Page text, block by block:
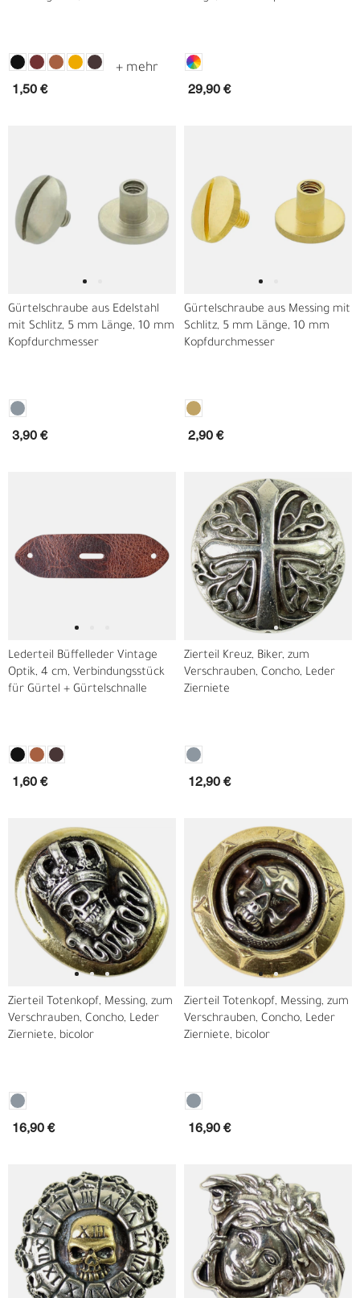
1,50 € 29,90 €
Gürtelschraube aus Edelstahl
mit Schlitz, 5 mm Länge, 10 mm
Kopfdurchmesser
3,90 €
Gürtelschraube aus Messing mit
Schlitz, 5 mm Länge, 10 mm
Kopfdurchmesser
2,90 €
Lederteil Büffelleder Vintage
Optik, 4 cm, Verbindungsstück
für Gürtel + Gürtelschnalle
1,60 €
Zierteil Kreuz, Biker, zum
Verschrauben, Concho, Leder
Zierniete
12,90 €
Zierteil Totenkopf, Messing, zum
Verschrauben, Concho, Leder
Zierniete, bicolor
16,90 €
Zierteil Totenkopf, Messing, zum
Verschrauben, Concho, Leder
Zierniete, bicolor
16,90 €